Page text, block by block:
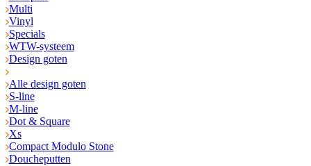
Multi
Vinyl
Specials
WTW-systeem
Design goten
Alle design goten
S-line
M-line
Dot & Square
Xs
Compact Modulo Stone
Doucheputten